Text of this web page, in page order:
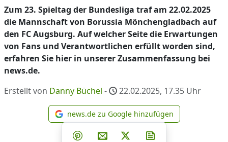
Zum 23. Spieltag der Bundesliga traf am 22.02.2025
die Mannschaft von Borussia Mönchengladbach auf
den FC Augsburg. Auf welcher Seite die Erwartungen
von Fans und Verantwortlichen erfüllt worden sind,
erfahren Sie hier in unserer Zusammenfassung bei
news.de.
Erstellt von Danny Büchel - 22.02.2025, 17.35 Uhr
news.de zu Google
news.de zu Google hinzufügen
Teilen auf Facebook
Teilen auf Whatsapp
Teilen auf Telegram
Teilen auf Pinterest
Per E-Mail teilen
Post auf X